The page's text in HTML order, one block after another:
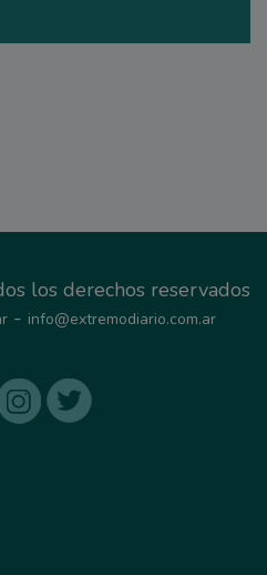
los derechos reservados
- info@extremodiario.com.ar